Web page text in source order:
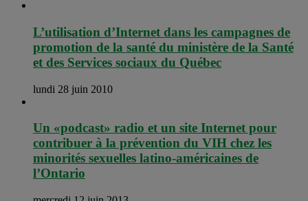
L’utilisation d’Internet dans les campagnes de
promotion de la santé du ministère de la Santé
et des Services sociaux du Québec
lundi 28 juin 2010
Un «podcast» radio et un site Internet pour
contribuer à la prévention du VIH chez les
minorités sexuelles latino-américaines de
l’Ontario